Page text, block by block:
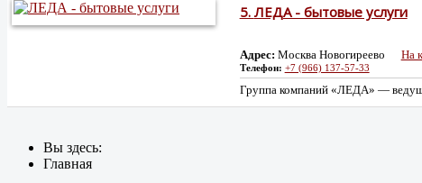
5. ЛЕДА - бытовые услуги
Адрес: Москва Новогиреево На
Телефон: +7 (966) 137-57-33
Группа компаний «ЛЕДА» —
Вы здесь:
Главная